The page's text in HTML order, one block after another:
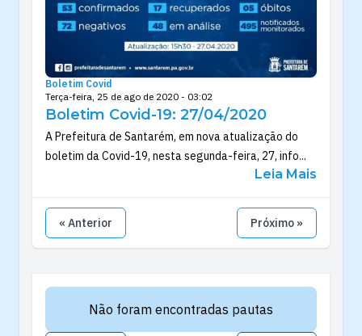
Boletim Covid
Terça-feira, 25 de ago de 2020 - 03:02
Boletim Covid-19: 27/04/2020
A Prefeitura de Santarém, em nova atualização do
boletim da Covid-19, nesta segunda-feira, 27, info...
Leia Mais
« Anterior Próximo »
Não foram encontradas pautas